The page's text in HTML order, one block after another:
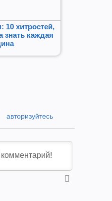
10 хитростей,
знать каждая
авторизуйтесь